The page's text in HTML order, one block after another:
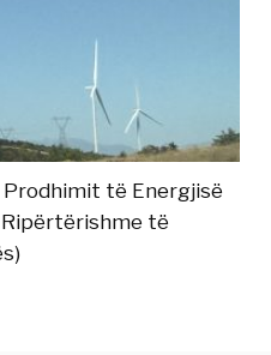
të Energjisë
të